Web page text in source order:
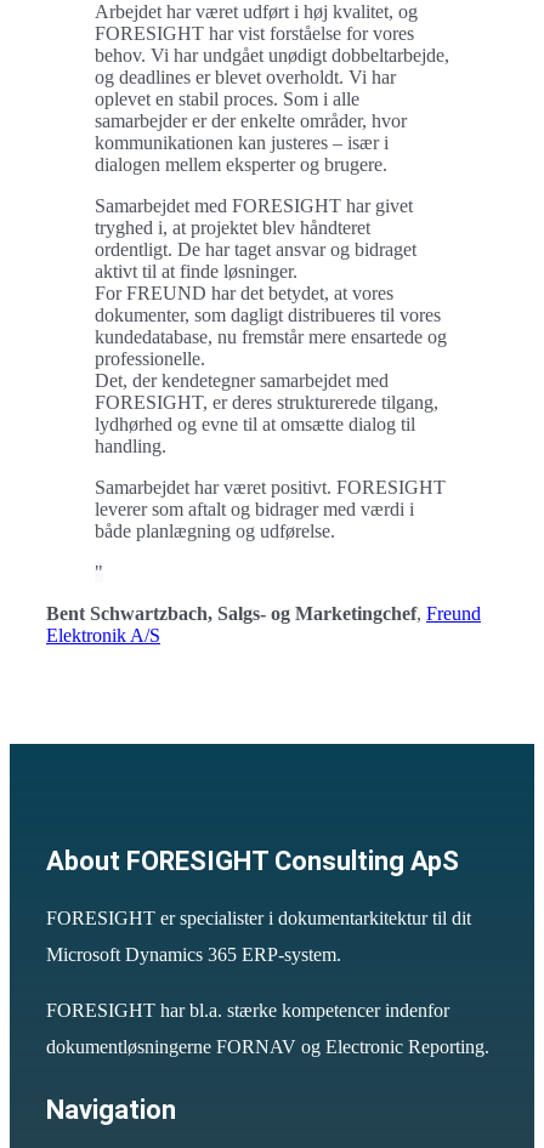
Arbejdet har været udført i høj kvalitet, og
FORESIGHT har vist forståelse for vores
behov. Vi har undgået unødigt dobbeltarbejde,
og deadlines er blevet overholdt. Vi har
oplevet en stabil proces. Som i alle
samarbejder er der enkelte områder, hvor
kommunikationen kan justeres – især i
dialogen mellem eksperter og brugere.
Samarbejdet med FORESIGHT har givet
tryghed i, at projektet blev håndteret
ordentligt. De har taget ansvar og bidraget
aktivt til at finde løsninger.
For FREUND har det betydet, at vores
dokumenter, som dagligt distribueres til vores
kundedatabase, nu fremstår mere ensartede og
professionelle.
Det, der kendetegner samarbejdet med
FORESIGHT, er deres strukturerede tilgang,
lydhørhed og evne til at omsætte dialog til
handling.
Samarbejdet har været positivt. FORESIGHT
leverer som aftalt og bidrager med værdi i
både planlægning og udførelse.
Bent Schwartzbach, Salgs- og Marketingchef, Freund
Elektronik A/S
About FORESIGHT Consulting ApS
FORESIGHT er specialister i dokumentarkitektur til dit
Microsoft Dynamics 365 ERP-system.
FORESIGHT har bl.a. stærke kompetencer indenfor
dokumentløsningerne FORNAV og Electronic Reporting.
Navigation